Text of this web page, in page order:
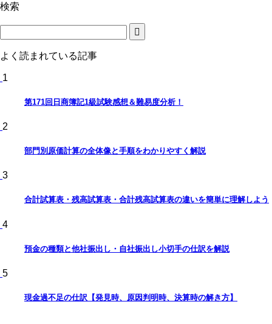
検索
よく読まれている記事
1
第171回日商簿記1級試験感想＆難易度分析！
2
部門別原価計算の全体像と手順をわかりやすく解説
3
合計試算表・残高試算表・合計残高試算表の違いを簡単に理解しよう
4
預金の種類と他社振出し・自社振出し小切手の仕訳を解説
5
現金過不足の仕訳【発見時、原因判明時、決算時の解き方】